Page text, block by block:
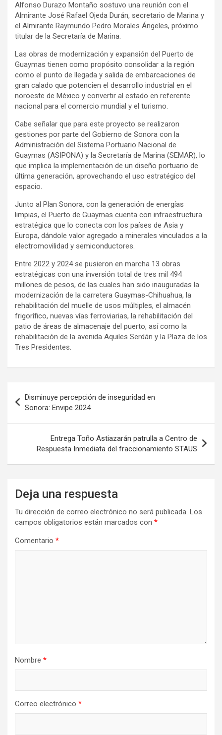
Alfonso Durazo Montaño sostuvo una reunión con el
Almirante José Rafael Ojeda Durán, secretario de Marina y
el Almirante Raymundo Pedro Morales Ángeles, próximo
titular de la Secretaría de Marina.
Las obras de modernización y expansión del Puerto de
Guaymas tienen como propósito consolidar a la región
como el punto de llegada y salida de embarcaciones de
gran calado que potencien el desarrollo industrial en el
noroeste de México y convertir al estado en referente
nacional para el comercio mundial y el turismo.
Cabe señalar que para este proyecto se realizaron
gestiones por parte del Gobierno de Sonora con la
Administración del Sistema Portuario Nacional de
Guaymas (ASIPONA) y la Secretaría de Marina (SEMAR), lo
que implica la implementación de un diseño portuario de
última generación, aprovechando el uso estratégico del
espacio.
Junto al Plan Sonora, con la generación de energías
limpias, el Puerto de Guaymas cuenta con infraestructura
estratégica que lo conecta con los países de Asia y
Europa, dándole valor agregado a minerales vinculados a la
electromovilidad y semiconductores.
Entre 2022 y 2024 se pusieron en marcha 13 obras
estratégicas con una inversión total de tres mil 494
millones de pesos, de las cuales han sido inauguradas la
modernización de la carretera Guaymas-Chihuahua, la
rehabilitación del muelle de usos múltiples, el almacén
frigorífico, nuevas vías ferroviarias, la rehabilitación del
patio de áreas de almacenaje del puerto, así como la
rehabilitación de la avenida Aquiles Serdán y la Plaza de los
Tres Presidentes.
de
entradas
Disminuye percepción de inseguridad en
Sonora: Envipe 2024
Entrega Toño Astiazarán patrulla a Centro de
Respuesta Inmediata del fraccionamiento STAUS
Deja una respuesta
Tu dirección de correo electrónico no será publicada. Los
campos obligatorios están marcados con *
Comentario *
Nombre *
Correo electrónico *